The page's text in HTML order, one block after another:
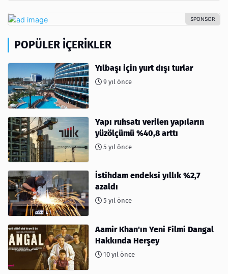
POPÜLER İÇERIKLER
Yılbaşı için yurt dışı turlar
9 yıl önce
Yapı ruhsatı verilen yapıların
yüzölçümü %40,8 arttı
5 yıl önce
İstihdam endeksi yıllık %2,7
azaldı
5 yıl önce
Aamir Khan'ın Yeni Filmi Dangal
Hakkında Herşey
10 yıl önce